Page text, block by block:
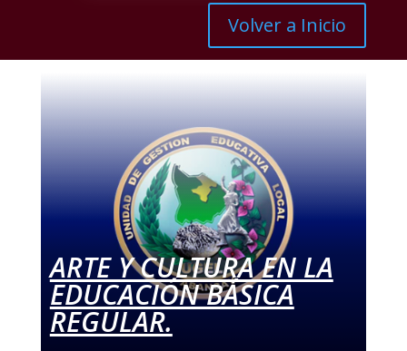
Volver a Inicio
ARTE Y CULTURA EN LA
EDUCACIÓN BÁSICA
REGULAR.